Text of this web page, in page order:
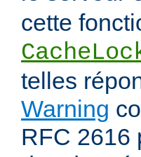
cette
telles
Warning
RFC 2616